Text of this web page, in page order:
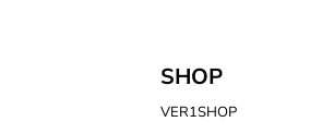
SHOP
VER1SHOP